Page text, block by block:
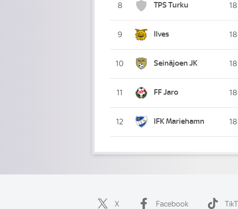
8 TPS Turku 18
9 Ilves 18
10 Seinäjoen JK 18
11 FF Jaro 18
12 IFK Mariehamn 18
X Facebook